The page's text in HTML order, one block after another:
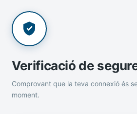
Verificació de
Comprovant que la teva connexió és
moment.